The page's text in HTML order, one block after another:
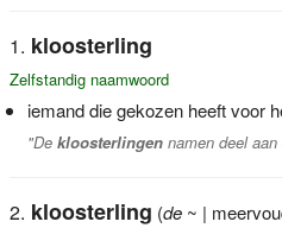
kloosterling
Zelfstandig naamwoord
iemand die gekozen heeft voor
"De kloosterlingennamen deel
kloosterling (de~ |